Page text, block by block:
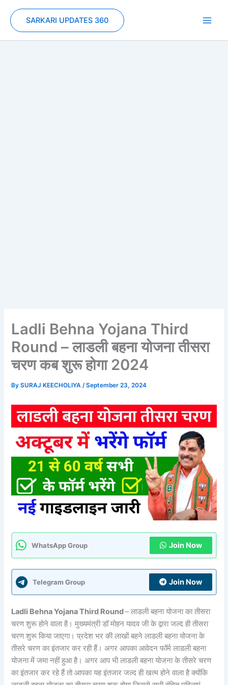
content
SARKARI UPDATES 360
Ladli Behna Yojana Third
Round – लाडली बहना योजना तीसरा
चरण कब शुरू होगा 2024
BySURAJ KEECHOLIYA/September 23, 2024
WhatsApp Group Join Now
Telegram Group Join Now
Ladli Behna Yojana Third Round– लाडली बहना योजना का तीसरा
चरण शुरू होने वाला है। मुख्यमंत्री डॉ मोहन यादव जी के द्वारा जल्द ही तीसरा
चरण शुरू किया जाएगा। प्रदेश भर की लाखों बहने लाडली बहना योजना के
तीसरे चरण का इंतजार कर रही हैं। अगर आपका आवेदन फॉर्म लाडली बहना
योजना में जमा नहीं हुआ है। अगर आप भी लाडली बहना योजना के तीसरे चरण
का इंतजार कर रहे हैं तो आपका यह इंतजार जल्द ही खत्म होने वाला है क्योंकि